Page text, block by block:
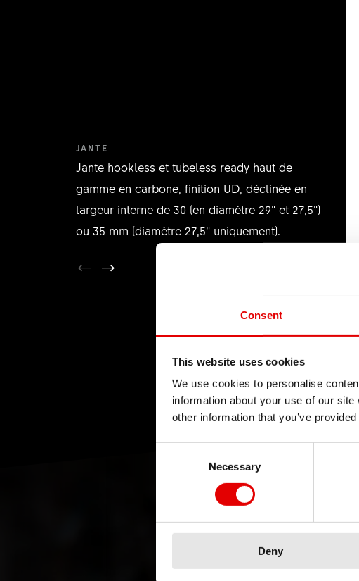
Consent
This website uses cookies
We use cookies to personalise
information about your use of our
other information that you’ve
Necessary
Deny
JANTE
Jante hookless et tubeless ready haut de
gamme en carbone, finition UD, déclinée en
largeur interne de 30 (en diamètre 29” et 27,5”)
ou 35 mm (diamètre 27,5” uniquement).